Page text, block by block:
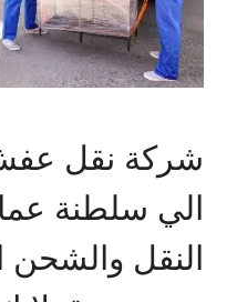
شركة نقل
الي سلطنة
النقل